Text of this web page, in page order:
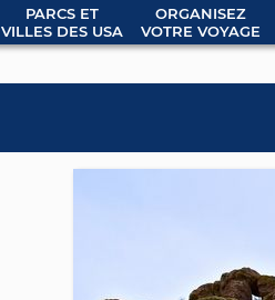
PARCS ET
VILLES DES USA
ORGANISEZ
VOTRE VOYAGE